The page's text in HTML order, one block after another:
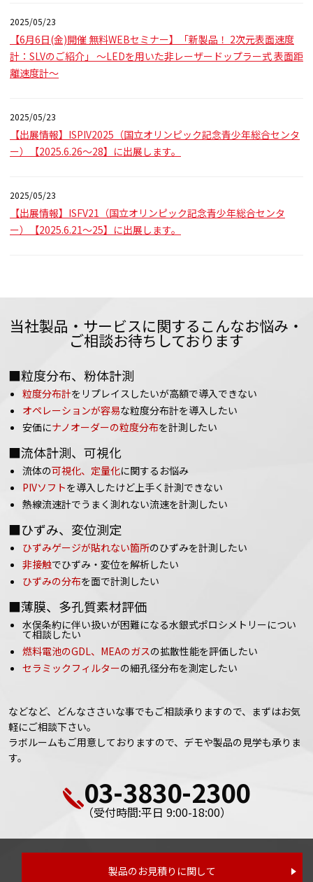
2025/05/23
【6月6日(金)開催 無料WEBセミナー】「新製品！ 2次元表面速度
計：SLVのご紹介」 ～LEDを用いた非レーザードップラー式 表面距
離速度計～
2025/05/23
【出展情報】ISPIV2025（国立オリンピック記念青少年総合センタ
ー）【2025.6.26～28】に出展します。
2025/05/23
【出展情報】ISFV21（国立オリンピック記念青少年総合センタ
ー）【2025.6.21～25】に出展します。
当社製品・サービスに関するこんなお悩み・
ご相談お待ちしております
■粒度分布、粉体計測
粒度分布計をリプレイスしたいが高額で導入できない
オペレーションが容易な粒度分布計を導入したい
安価にナノオーダーの粒度分布を計測したい
■流体計測、可視化
流体の可視化、定量化に関するお悩み
PIVソフトを導入したけど上手く計測できない
熱線流速計でうまく測れない流速を計測したい
■ひずみ、変位測定
ひずみゲージが貼れない箇所のひずみを計測したい
非接触でひずみ・変位を解析したい
ひずみの分布を面で計測したい
■薄膜、多孔質素材評価
水俣条約に伴い扱いが困難になる水銀式ポロシメトリーについ
て相談したい
燃料電池のGDL、MEAのガスの拡散性能を評価したい
セラミックフィルターの細孔径分布を測定したい
などなど、どんなささいな事でもご相談承りますので、まずはお気
軽にご相談下さい。
ラボルームもご用意しておりますので、デモや製品の見学も承りま
す。
03-3830-2300
（受付時間:平日 9:00-18:00）
製品のお見積りに関して